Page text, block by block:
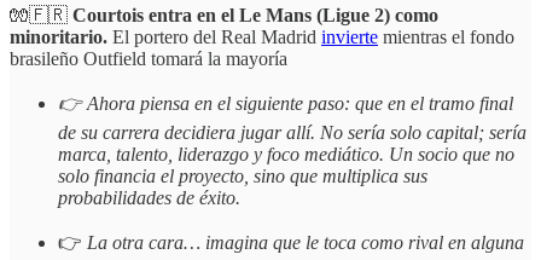
🧤🇫🇷 Courtois entra en el Le Mans (Ligue 2) como
minoritario. El portero del Real Madrid invierte mientras el fondo
brasileño Outfield tomará la mayoría
👉 Ahora piensa en el siguiente paso: que en el tramo final
de su carrera decidiera jugar allí. No sería solo capital; sería
marca, talento, liderazgo y foco mediático. Un socio que no
solo financia el proyecto, sino que multiplica sus
probabilidades de éxito.
👉 La otra cara… imagina que le toca como rival en alguna